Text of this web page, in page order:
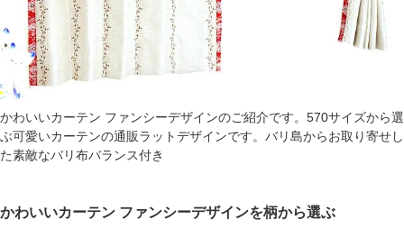
かわいいカーテン ファンシーデザインのご紹介です。570サイズから選
ぶ可愛いカーテンの通販ラットデザインです。バリ島からお取り寄せし
た素敵なバリ布バランス付き
かわいいカーテン ファンシーデザインを柄から選ぶ